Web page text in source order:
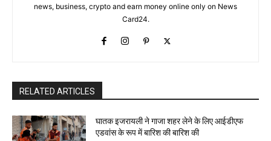
news, business, crypto and earn money online only on News
Card24.
RELATED ARTICLES
घातक इजरायली ने गाजा शहर लेने के लिए आईडीएफ
एडवांस के रूप में बारिश की बारिश की